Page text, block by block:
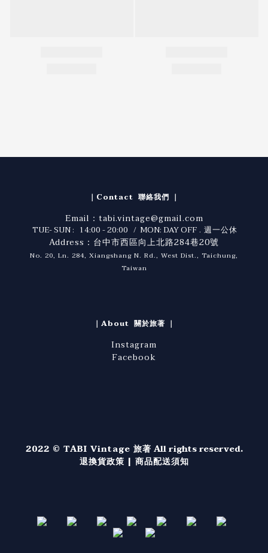
｜Contact 聯絡我們 ｜
Email：tabi.vintage@gmail.com
TUE- SUN : 14:00 - 20:00 / MON: DAY OFF . 週一公休
Address：台中市西區向上北路284巷20號
No. 20, Ln. 284, Xiangshang N. Rd., West Dist., Taichung,
Taiwan
｜About 關於旅著 ｜
Instagram
Facebook
2022 © TABI Vintage 旅著 All rights reserved.
退換貨政策 | 商品配送須知